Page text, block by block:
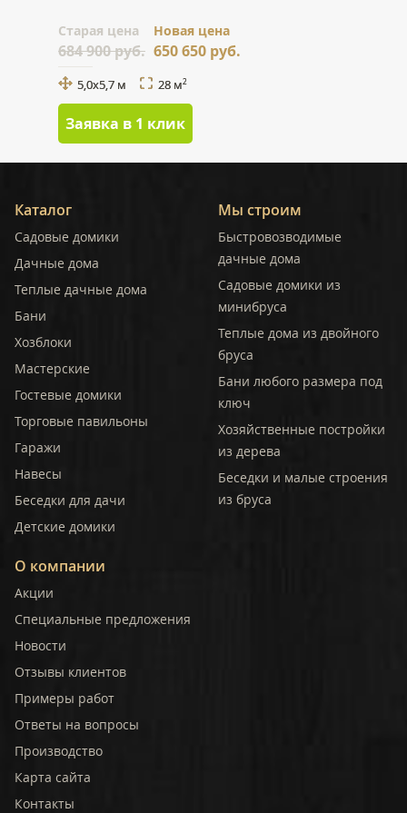
Cтарая цена
684 900 руб.
Новая цена
650 650 руб.
5,0х5,7 м 28 м2
Заявка в 1 клик
Каталог
Садовые домики
Дачные дома
Теплые дачные дома
Бани
Хозблоки
Мастерские
Гостевые домики
Торговые павильоны
Гаражи
Навесы
Беседки для дачи
Детские домики
Мы строим
Быстровозводимые
дачные дома
Садовые домики из
минибруса
Теплые дома из двойного
бруса
Бани любого размера под
ключ
Хозяйственные постройки
из дерева
Беседки и малые строения
из бруса
О компании
Акции
Специальные предложения
Новости
Отзывы клиентов
Примеры работ
Ответы на вопросы
Производство
Карта сайта
Контакты